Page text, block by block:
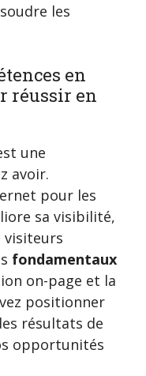
les
en
réussir en
une
avoir.
pour les
sa visibilité,
visiteurs
fondamentaux
on-page et la
positionner
résultats de
opportunités